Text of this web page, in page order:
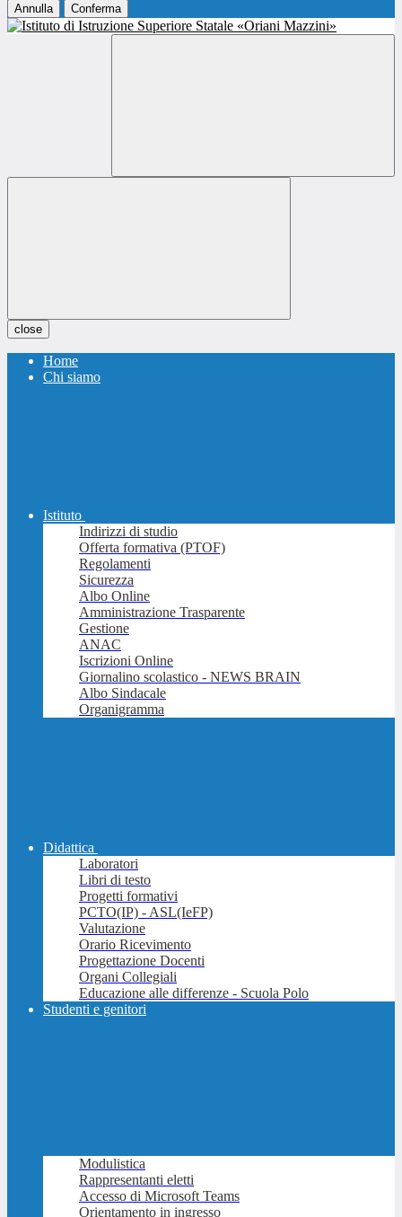
Annulla Conferma
close
Home
Chi siamo
Istituto
Indirizzi di studio
Offerta formativa (PTOF)
Regolamenti
Sicurezza
Albo Online
Amministrazione Trasparente
Gestione
ANAC
Iscrizioni Online
Giornalino scolastico - NEWS BRAIN
Albo Sindacale
Organigramma
Didattica
Laboratori
Libri di testo
Progetti formativi
PCTO(IP) - ASL(IeFP)
Valutazione
Orario Ricevimento
Progettazione Docenti
Organi Collegiali
Educazione alle differenze - Scuola Polo
Studenti e genitori
Modulistica
Rappresentanti eletti
Accesso di Microsoft Teams
Orientamento in ingresso